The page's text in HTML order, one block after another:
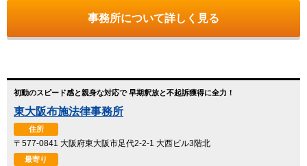
事務所について詳しく見る
初動のスピード感と親身な対応で 早期釈放と不起訴獲得に全力！
東大阪布施法律事務所
住所
〒577-0841 大阪府東大阪市足代2-2-1 大西ビル3階北
最寄り